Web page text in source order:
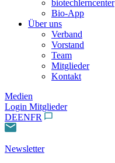
biotechlerncenter
Bio-App
Über uns
Verband
Vorstand
Team
Mitglieder
Kontakt
Medien
Login Mitglieder
DEENFR
Newsletter